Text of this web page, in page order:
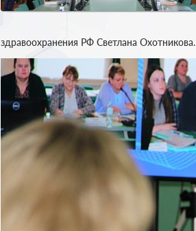
здравоохранения РФ Светлана Охотникова.